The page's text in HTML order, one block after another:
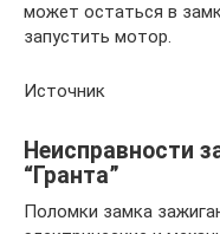
может остаться в
запустить мотор.
Источник
Неисправности
“Гранта”
Поломки замка